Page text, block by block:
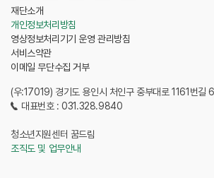
(우:17019) 경기도 용인시 처인구 중부대로 1161번길
대표번호 : 031.328.9840
청소년지원센터 꿈드림
조직도 및 업무안내
재단소개
개인정보처리방침
영상정보처리기기 운영 관리방침
서비스약관
이메일 무단수집 거부